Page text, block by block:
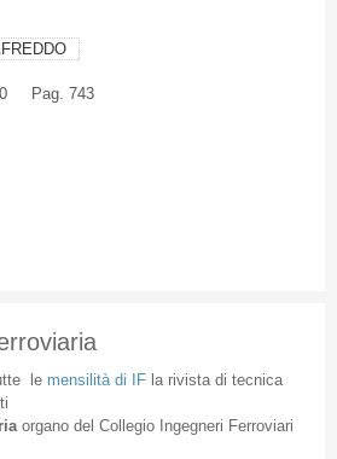
Pag. 743
le mensilità di IFla rivista di tecnica
organodel Collegio Ingegneri Ferroviari